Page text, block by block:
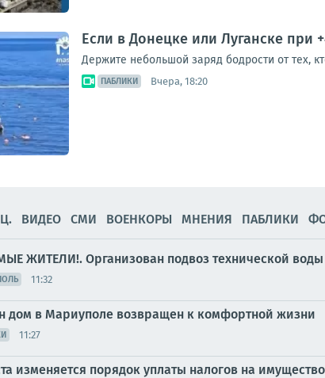
Если в Донецке или Луганске при
Держите небольшой заряд бодрости от тех,
ПАБЛИКИ Вчера, 18:20
ВИДЕО СМИ ВОЕНКОРЫ МНЕНИЯ ПАБЛИКИ
ЖИТЕЛИ!. Организован подвоз технической воды
11:32
дом в Мариуполе возвращен к комфортной жизни
11:27
изменяется порядок уплаты налогов на